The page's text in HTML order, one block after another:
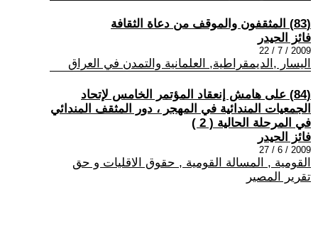
(83) المثقفون والموقف من دعاة الثقافة
فائز الحيدر
2009 / 7 / 22
اليسار ,الديمقراطية, العلمانية والتمدن في العراق
(84) على هامش إنعقاد المؤتمر الخامس لإتحاد
الجمعيات المندائية في المهجر ، دور المثقف المندائي
في المرحلة الحالية ( 2 )
فائز الحيدر
2009 / 6 / 27
القومية , المسالة القومية , حقوق الاقليات و حق
تقرير المصير